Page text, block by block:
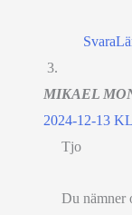
Svara
MIKAEL
2024-12-13
Tjo
Du nämner